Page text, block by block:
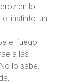
en lo
instinto: un
el fuego
a las
lo sabe,